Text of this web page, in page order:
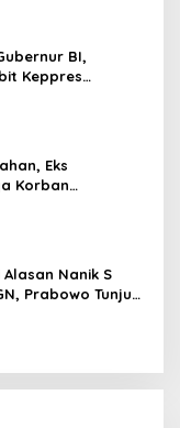
BI,
Keppres
Eks
Korban
Nanik S
Prabowo Tunjuk